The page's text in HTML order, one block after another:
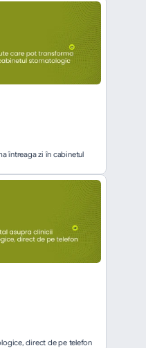
întreaga zi în cabinetul
direct de pe telefon